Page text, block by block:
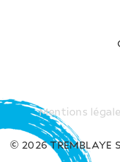
Mentions
© 2026 TREMBLAYE